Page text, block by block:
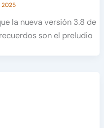
2025
la nueva versión 3.8 de
son el preludio